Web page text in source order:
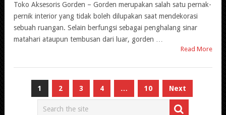
Toko Aksesoris Gorden – Gorden merupakan salah satu pernak-
pernik interior yang tidak boleh dilupakan saat mendekorasi
sebuah ruangan. Selain berfungsi sebagai penghalang sinar
matahari ataupun tembusan dari luar, gorden …
Read More
Paginasi
1 2 3 4 … 10 Next